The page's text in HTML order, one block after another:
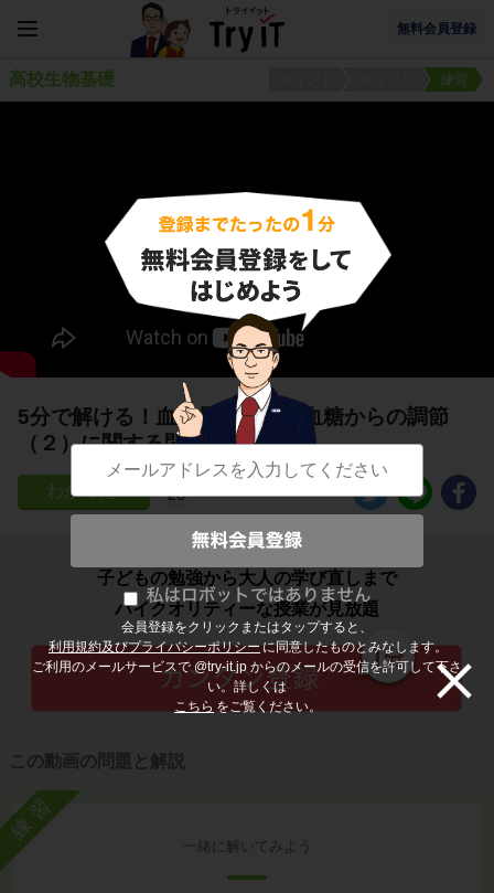
無料会員登録
会員登録をクリックまたはタップすると、
利用規約及びプライバシーポリシーに同意したものとみなします。
ご利用のメールサービスで @try-it.jp からのメールの受信を許可して下さ
い。詳しくは
こちら をご覧ください。
高校生物基礎 練習
5分で解ける！血糖量調節：低血糖からの調節
（２）に関する問題
23
子どもの勉強から大人の学び直しまで
ハイクオリティーな授業が見放題
この動画の問題と解説
練習
一緒に解いてみよう